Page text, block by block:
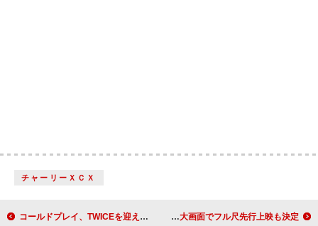
チャーリーＸＣＸ
コールドプレイ、TWICEを迎えた「WE PRAY」コラボ・バージョン配信リリース 中島健人、葛飾北斎イベントとのコラボ曲「碧暦」MVトレーラー公開 会場の大画面でフル尺先行上映も決定